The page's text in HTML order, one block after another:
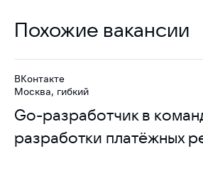
Похожие вакансии
Go-разработчик в
разработки платёжных
ВКонтакте
Москва, гибкий